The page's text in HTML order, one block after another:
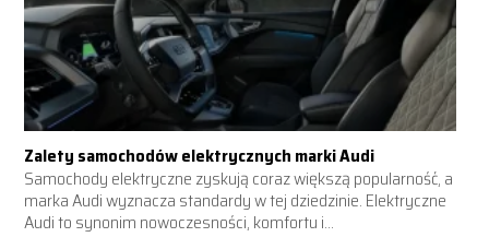
Zalety samochodów elektrycznych marki Audi
Samochody elektryczne zyskują coraz większą popularność, a
marka Audi wyznacza standardy w tej dziedzinie. Elektryczne
Audi to synonim nowoczesności, komfortu i...